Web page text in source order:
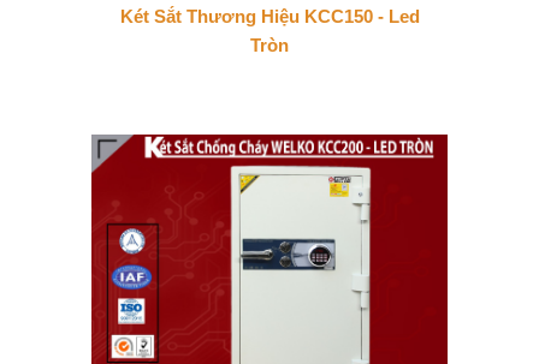
Két Sắt Thương Hiệu KCC150 - Led
Tròn